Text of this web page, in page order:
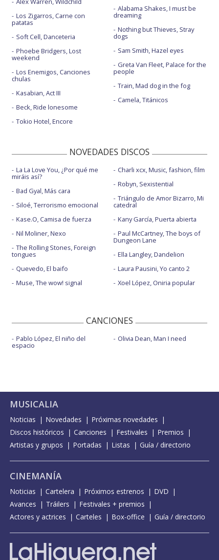
Los Zigarros, Carne con
patatas
Soft Cell, Danceteria
Phoebe Bridgers, Lost
weekend
Los Enemigos, Canciones
chulas
Kasabian, Act III
Beck, Ride lonesome
Tokio Hotel, Encore
Alabama Shakes, I must be
dreaming
Nothing but Thieves, Stray
dogs
Sam Smith, Hazel eyes
Greta Van Fleet, Palace for the
people
Train, Mad dog in the fog
Camela, Titánicos
NOVEDADES DISCOS
La La Love You, ¿Por qué me
miráis así?
Bad Gyal, Más cara
Siloé, Terrorismo emocional
Kase.O, Camisa de fuerza
Nil Moliner, Nexo
The Rolling Stones, Foreign
tongues
Quevedo, El baifo
Muse, The wow! signal
Charli xcx, Music, fashion, film
Robyn, Sexistential
Triángulo de Amor Bizarro, Mi
catedral
Kany García, Puerta abierta
Paul McCartney, The boys of
Dungeon Lane
Ella Langley, Dandelion
Laura Pausini, Yo canto 2
Xoel López, Oniria popular
CANCIONES
Pablo López, El niño del
espacio
Olivia Dean, Man I need
MUSICALIA
Noticias Novedades
Próximas novedades
Discos históricos
Canciones Festivales
Premios
Artistas y grupos
Portadas Listas Guía / directorio
CINEMANÍA
Noticias Cartelera Próximos estrenos
DVD
Avances
Tráilers
Festivales + premios
Actores y actrices
Carteles Box-office Guía / directorio